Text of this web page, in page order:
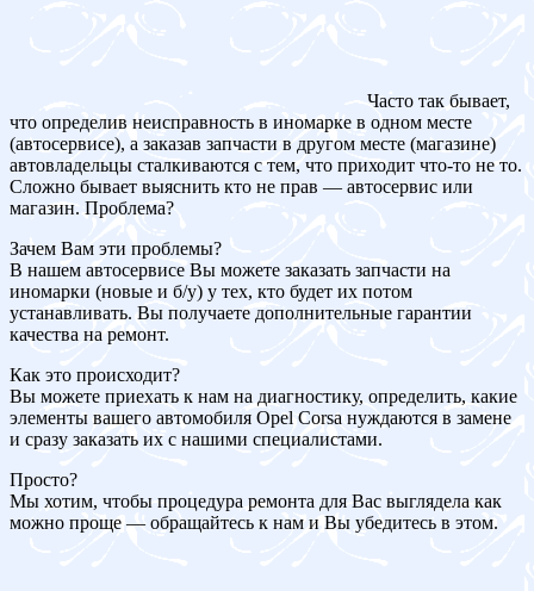
Часто так бывает,
что определив неисправность в иномарке в одном месте
(автосервисе), а заказав запчасти в другом месте (магазине)
автовладельцы сталкиваются с тем, что приходит что-то не то.
Сложно бывает выяснить кто не прав — автосервис или
магазин. Проблема?
Зачем Вам эти проблемы?
В нашем автосервисе Вы можете заказать запчасти на
иномарки (новые и б/у) у тех, кто будет их потом
устанавливать. Вы получаете дополнительные гарантии
качества на ремонт.
Как это происходит?
Вы можете приехать к нам на диагностику, определить, какие
элементы вашего автомобиля Opel Corsa нуждаются в замене
и сразу заказать их с нашими специалистами.
Просто?
Мы хотим, чтобы процедура ремонта для Вас выглядела как
можно проще — обращайтесь к нам и Вы убедитесь в этом.